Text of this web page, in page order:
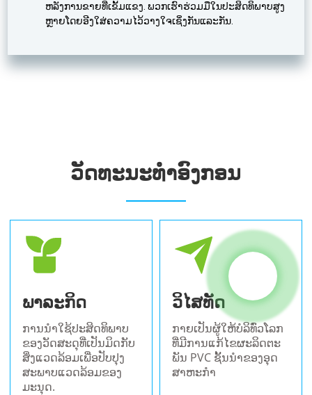
ຫລັງການຂາຍທີ່ເຂັ້ມແຂງ. ພວກເຮົາຮ່ວມມືໃນປະສິດທິພາບສູງ
ຫຼາຍໂດຍອີງໃສ່ຄວາມໄວ້ວາງໃຈເຊິ່ງກັນແລະກັນ.
ວັດທະນະທໍາອົງກອນ
ພາລະກິດ
ການນໍາໃຊ້ປະສິດທິພາບ
ຂອງວັດສະດຸທີ່ເປັນມິດກັບ
ສິ່ງແວດລ້ອມເພື່ອປັບປຸງ
ສະພາບແວດລ້ອມຂອງ
ມະນຸດ.
ວິໄສທັດ
ກາຍ​ເປັນ​ຜູ້​ໃຫ້​ບໍ​ລິ​ທົ່ວ​ໂລກ​
ທີ່​ມີ​ການ​ແກ້​ໄຂ​ຜະ​ລິດ​ຕະ​
ພັນ PVC ຊັ້ນ​ນໍາ​ຂອງ​ອຸດ​
ສາ​ຫະ​ກໍາ​